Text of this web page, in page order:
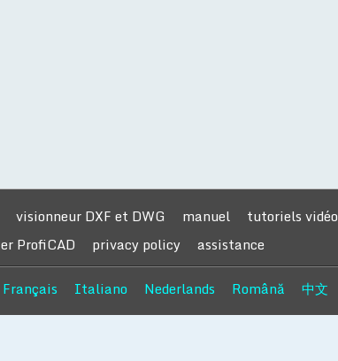
visionneur DXF et DWG manuel
tutoriels vidéo
ProfiCAD privacy policy assistance
Français Italiano Nederlands Română 中文